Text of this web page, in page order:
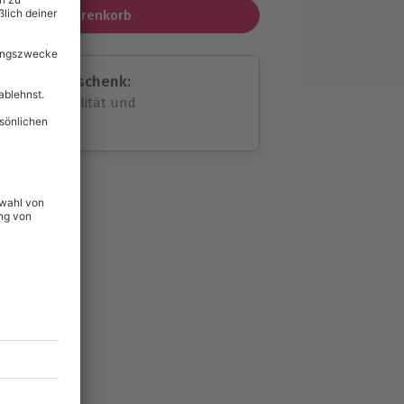
In den Warenkorb
Geschenk:
volle Flexibilität und
für alle Erlebnisse